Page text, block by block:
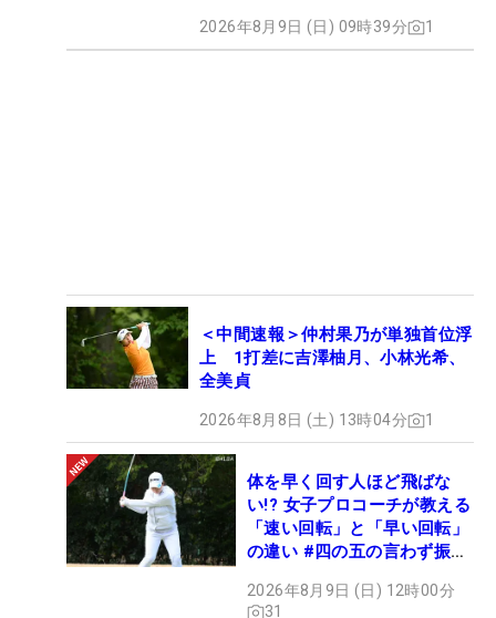
2026年8月9日 (日) 09時39分 1
＜中間速報＞仲村果乃が単独首位浮
上 1打差に吉澤柚月、小林光希、
全美貞
2026年8月8日 (土) 13時04分 1
体を早く回す人ほど飛ばな
い!? 女子プロコーチが教える
「速い回転」と「早い回転」
の違い #四の五の言わず振り
2026年8月9日 (日) 12時00分
31